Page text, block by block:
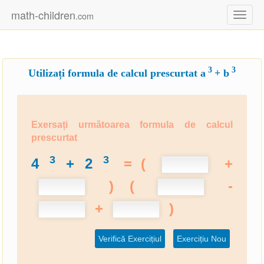
Toggle
math-children.com
Utilizați formula de calcul prescurtat a 3 + b 3
Exersați următoarea formula de calcul
prescurtat
4 3 + 2 3 = (
+
)
(
-
+
)
Verifică Exercițiul